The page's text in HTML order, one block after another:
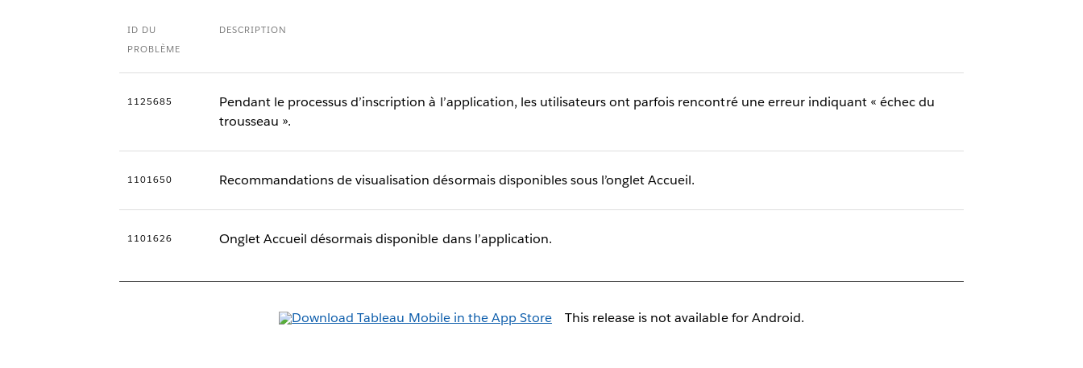
ID DU
PROBLÈME
DESCRIPTION
1125685
Pendant le processus d’inscription à l’application, les utilisateurs ont parfois rencontré une erreur indiquant « échec du
trousseau ».
1101650 Recommandations de visualisation désormais disponibles sous l’onglet Accueil.
1101626 Onglet Accueil désormais disponible dans l’application.
This release is not available for Android.